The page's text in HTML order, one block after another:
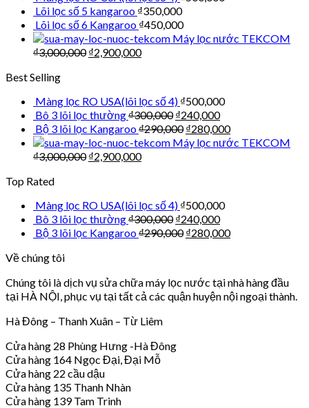
Lõi lọc số 5 kangaroo ₫350,000
Lõi lọc số 6 Kangaroo ₫450,000
Máy lọc nước TEKCOM
₫3,000,000 ₫2,900,000
Best Selling
Màng lọc RO USA(lõi lọc số 4) ₫500,000
Bô 3 lõi lọc thường₫300,000 ₫240,000
Bộ 3 lõi lọc Kangaroo₫290,000 ₫280,000
Máy lọc nước TEKCOM
₫3,000,000 ₫2,900,000
Top Rated
Màng lọc RO USA(lõi lọc số 4) ₫500,000
Bô 3 lõi lọc thường₫300,000 ₫240,000
Bộ 3 lõi lọc Kangaroo₫290,000 ₫280,000
Về chúng tôi
Chúng tôi là dịch vụ sửa chữa máy lọc nước tại nhà hàng đầu
tại HÀ NỘI, phục vụ tại tất cả các quận huyện nội ngoại thành.
Hà Đông – Thanh Xuân – Từ Liêm
Cửa hàng 28 Phùng Hưng -Hà Đông
Cửa hàng 164 Ngọc Đại, Đại Mỗ
Cửa hàng 22 cầu dậu
Cửa hàng 135 Thanh Nhàn
Cửa hàng 139 Tam Trinh